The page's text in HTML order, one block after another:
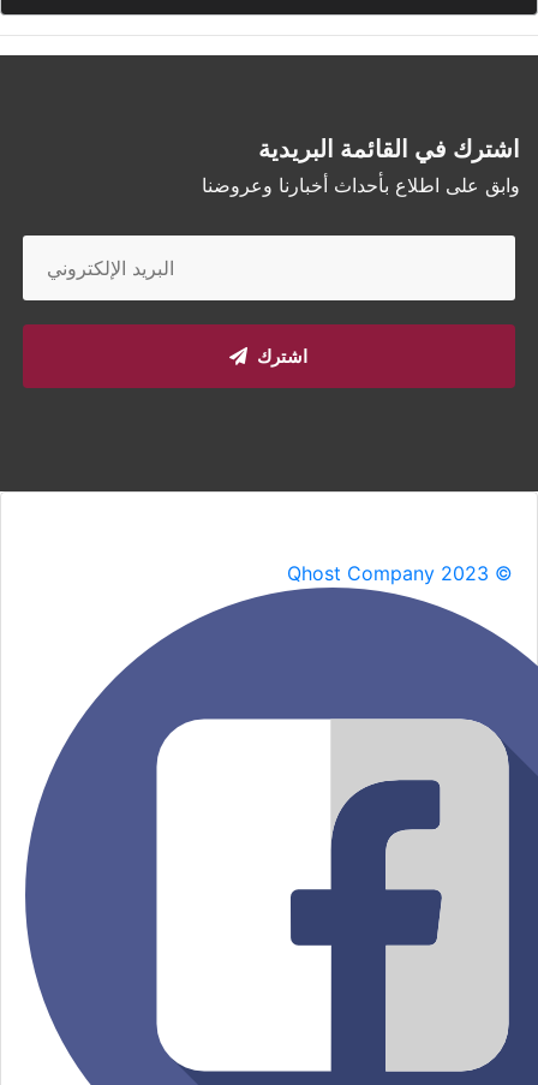
اشترك في القائمة البريدية
وابق على اطلاع بأحداث أخبارنا وعروضنا
اشترك
Qhost Company 2023 ©